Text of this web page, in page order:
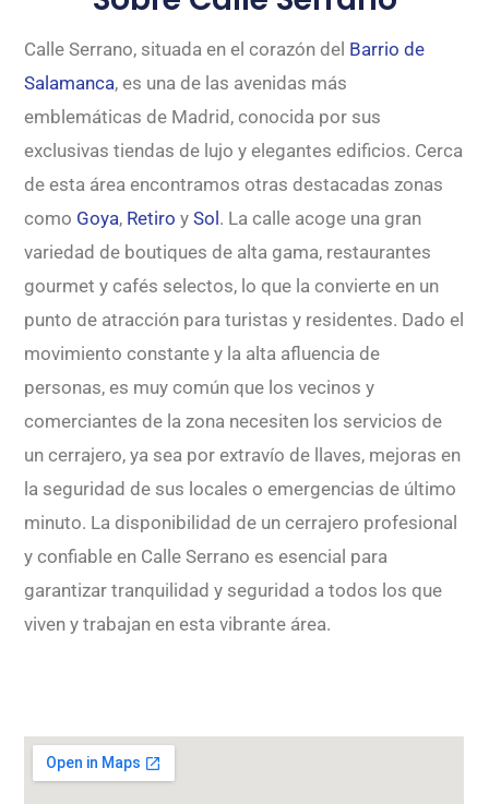
Calle Serrano, situada en el corazón del Barrio de
Salamanca, es una de las avenidas más
emblemáticas de Madrid, conocida por sus
exclusivas tiendas de lujo y elegantes edificios. Cerca
de esta área encontramos otras destacadas zonas
como Goya, Retiro ySol. La calle acoge una gran
variedad de boutiques de alta gama, restaurantes
gourmet y cafés selectos, lo que la convierte en un
punto de atracción para turistas y residentes. Dado el
movimiento constante y la alta afluencia de
personas, es muy común que los vecinos y
comerciantes de la zona necesiten los servicios de
un cerrajero, ya sea por extravío de llaves, mejoras en
la seguridad de sus locales o emergencias de último
minuto. La disponibilidad de un cerrajero profesional
y confiable en Calle Serrano es esencial para
garantizar tranquilidad y seguridad a todos los que
viven y trabajan en esta vibrante área.